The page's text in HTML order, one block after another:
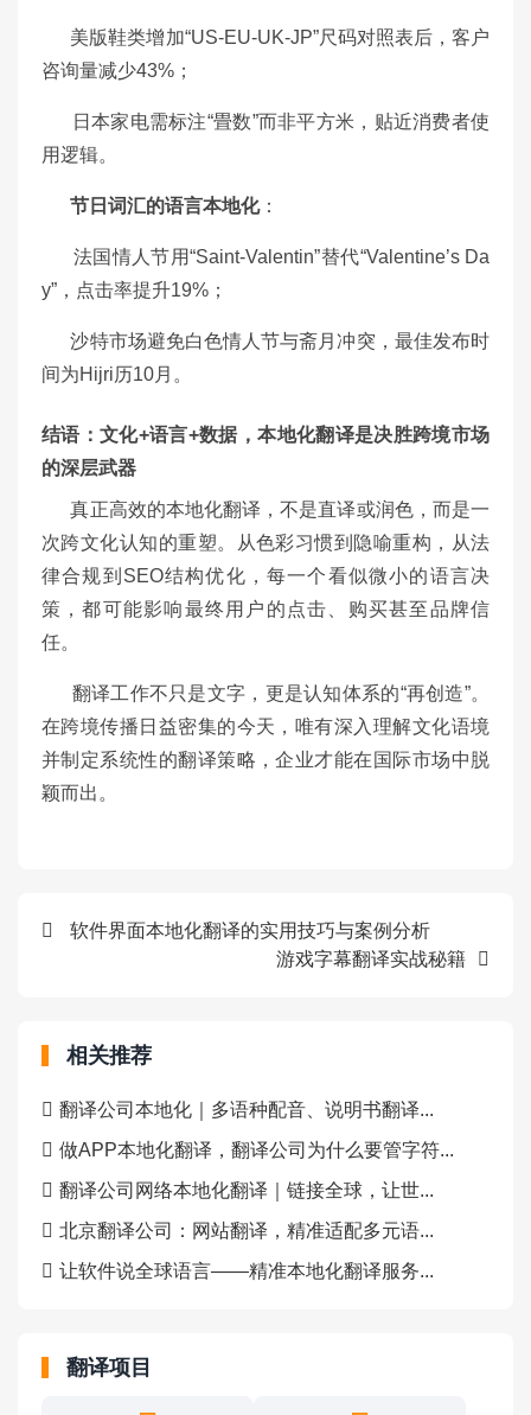
美版鞋类增加“US-EU-UK-JP”尺码对照表后，客户
咨询量减少43%；
日本家电需标注“畳数”而非平方米，贴近消费者使
用逻辑。
节日词汇的语言本地化：
法国情人节用“Saint-Valentin”替代“Valentine’s Da
y”，点击率提升19%；
沙特市场避免白色情人节与斋月冲突，最佳发布时
间为Hijri历10月。
结语：文化+语言+数据，本地化翻译是决胜跨境市场
的深层武器
真正高效的本地化翻译，不是直译或润色，而是一
次跨文化认知的重塑。从色彩习惯到隐喻重构，从法
律合规到SEO结构优化，每一个看似微小的语言决
策，都可能影响最终用户的点击、购买甚至品牌信
任。
翻译工作不只是文字，更是认知体系的“再创造”。
在跨境传播日益密集的今天，唯有深入理解文化语境
并制定系统性的翻译策略，企业才能在国际市场中脱
颖而出。
软件界面本地化翻译的实用技巧与案例分析
游戏字幕翻译实战秘籍
相关推荐
翻译公司本地化｜多语种配音、说明书翻译...
做APP本地化翻译，翻译公司为什么要管字符...
翻译公司网络本地化翻译｜链接全球，让世...
北京翻译公司：网站翻译，精准适配多元语...
让软件说全球语言——精准本地化翻译服务...
翻译项目